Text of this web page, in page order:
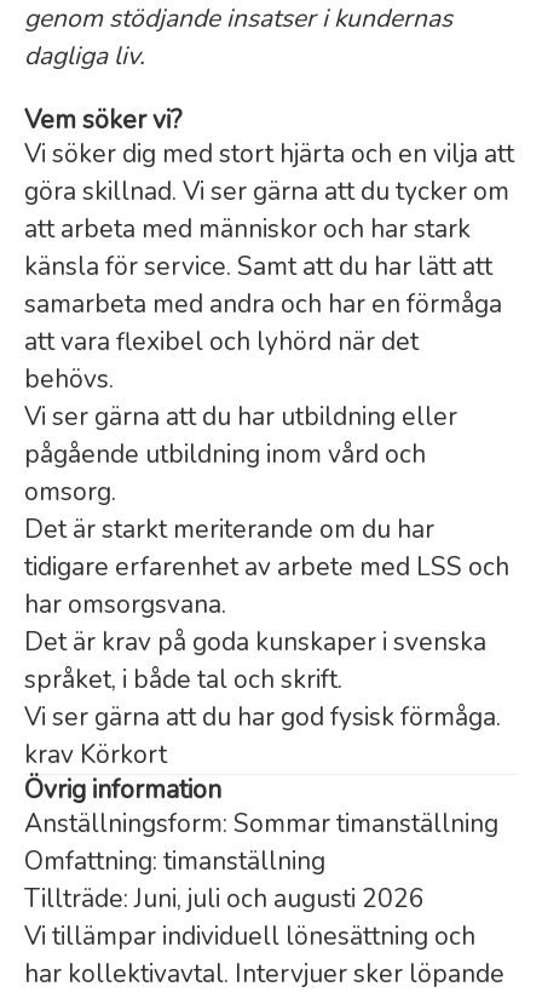
genom stödjande insatser i kundernas
dagliga liv.
Vem söker vi?
Vi söker dig med stort hjärta och en vilja att
göra skillnad. Vi ser gärna att du tycker om
att arbeta med människor och har stark
känsla för service. Samt att du har lätt att
samarbeta med andra och har en förmåga
att vara flexibel och lyhörd när det
behövs.
Vi ser gärna att du har utbildning eller
pågående utbildning inom vård och
omsorg.
Det är starkt meriterande om du har
tidigare erfarenhet av arbete med LSS och
har omsorgsvana.
Det är krav på goda kunskaper i svenska
språket, i både tal och skrift.
Vi ser gärna att du har god fysisk förmåga.
krav Körkort
Övrig information
Anställningsform: Sommar timanställning
Omfattning: timanställning
Tillträde: Juni, juli och augusti 2026
Vi tillämpar individuell lönesättning och
har kollektivavtal. Intervjuer sker löpande